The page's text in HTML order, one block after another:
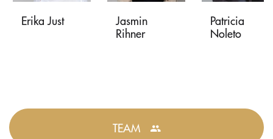
Erika Just
Jasmin
Rihner
Patricia
Noleto
TEAM